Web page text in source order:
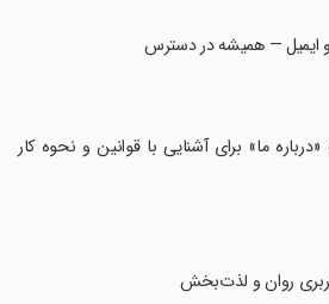
و ایمیل — همیشه در دسترس
ما» برای آشنایی با قوانین و نحوه کار
روان و لذت‌بخش